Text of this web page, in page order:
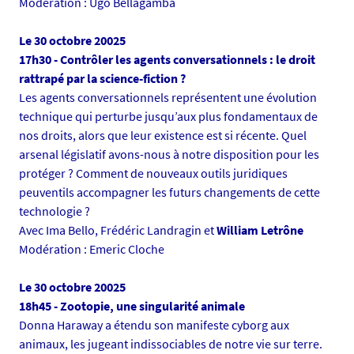
_
7
5
9
4
9
8
2
4
9
4
6
7
j
p
g
Le 30 octobre 20025
17h30 - Contrôler les agents conversationnels : le droit
rattrapé par la science-fiction ?
Les agents conversationnels représentent une évolution
technique qui perturbe jusqu’aux plus fondamentaux de
nos droits, alors que leur existence est si récente. Quel
arsenal législatif avons-nous à notre disposition pour les
protéger ? Comment de nouveaux outils juridiques
peuventils accompagner les futurs changements de cette
technologie ?
Avec Ima Bello, Frédéric Landragin etWilliam Letrône
Modération : Emeric Cloche
Le 30 octobre 20025
18h45 - Zootopie, une singularité animale
Donna Haraway a étendu son manifeste cyborg aux
animaux, les jugeant indissociables de notre vie sur terre.